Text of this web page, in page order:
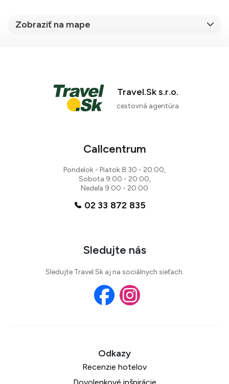
Zobraziť na mape
Travel.Sk s.r.o.
cestovná agentúra
Callcentrum
Pondelok - Piatok 8:30 - 20:00,
Sobota 9:00 - 20:00,
Nedeľa 9:00 - 20:00
02 33 872 835
Sledujte nás
Sledujte Travel.Sk aj na sociálnych sieťach.
Recenzie hotelov